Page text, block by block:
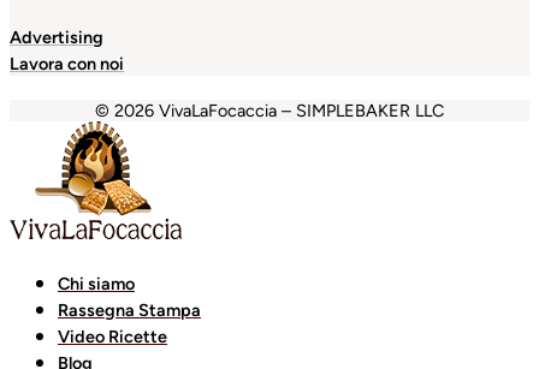
Advertising
Lavora con noi
© 2026 VivaLaFocaccia – SIMPLEBAKER LLC
Escort Royale
Chi siamo
Rassegna Stampa
Video Ricette
Blog